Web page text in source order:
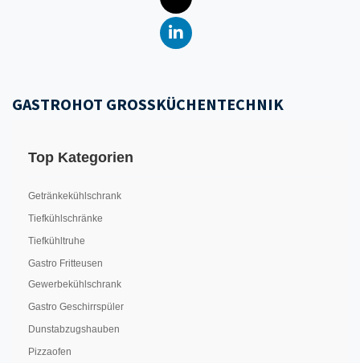
GASTROHOT GROSSKÜCHENTECHNIK
Top Kategorien
Getränkekühlschrank
Tiefkühlschränke
Tiefkühltruhe
Gastro Fritteusen
Gewerbekühlschrank
Gastro Geschirrspüler
Dunstabzugshauben
Pizzaofen